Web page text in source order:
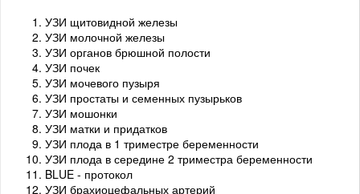
УЗИ щитовидной железы
УЗИ молочной железы
УЗИ органов брюшной полости
УЗИ почек
УЗИ мочевого пузыря
УЗИ простаты и семенных пузырьков
УЗИ мошонки
УЗИ матки и придатков
УЗИ плода в 1 триместре беременности
УЗИ плода в середине 2 триместра беременности
BLUE - протокол
УЗИ брахиоцефальных артерий